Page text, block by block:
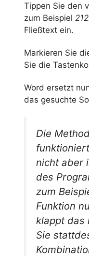
Tippen Sie den
zum Beispiel
Fließtext ein.
Markieren Sie
Sie die
Word ersetzt
das gesuchte
Die
nicht aber
des
zum
Funktion
klappt das
Sie